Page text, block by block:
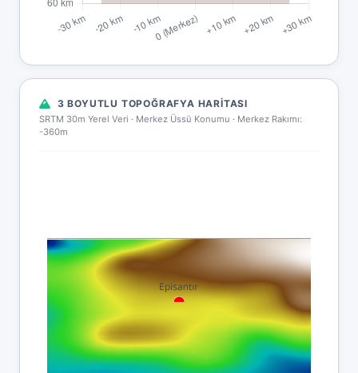
3 BOYUTLU TOPOĞRAFYA HARITASI
SRTM 30m Yerel Veri · Merkez Üssü Konumu · Merkez Rakımı:
-360m